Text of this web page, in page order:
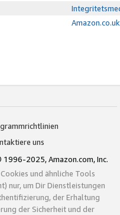
uns
1996-2025, Amazon.com, Inc.
und ähnliche Tools
nur, um Dir Dienstleistungen
der Erhaltung
der Sicherheit und der